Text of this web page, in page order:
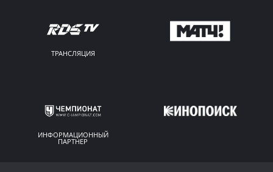
ТРАНСЛЯЦИЯ
ИНФОРМАЦИОННЫЙ
ПАРТНЕР